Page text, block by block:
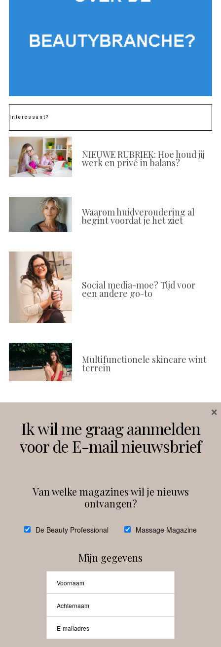
Interessant?
NIEUWE RUBRIEK: Hoe houd jij
werk en privé in balans?
Waarom huidveroudering al
begint voordat je het ziet
Social media-moe? Tijd voor
een andere go-to
Multifunctionele skincare wint
terrein
Instagram Facebook
debeautyprofessional
Beauty-Pro.nl
Ik wil me graag aanmelden
voor de E-mail nieuwsbrief
Van welke magazines wil je nieuws
ontvangen?
De Beauty Professional Massage Magazine
Mijn gegevens
×